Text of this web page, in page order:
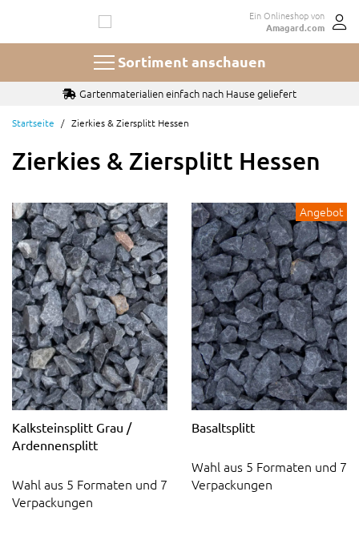
springen
Ein Onlineshop von
Amagard.com
Sortiment anschauen
Auswahl aus 100+ Sorten und Größen Kies und Splitt
Startseite Zierkies & Ziersplitt Hessen
Zierkies & Ziersplitt Hessen
Kalksteinsplitt Grau /
Ardennensplitt
Wahl aus 5 Formaten und 7
Verpackungen
Angebot
Basaltsplitt
Wahl aus 5 Formaten und 7
Verpackungen